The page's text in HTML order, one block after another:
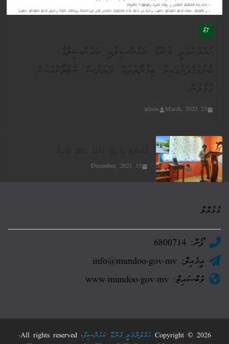
ފޮޓޯ
23 March, 2022
admin
13 December, 2021
ގުޅުއްވާ
ފޯން: 6800714
އީމެއިލް: info@mundoo.gov.mv
ވެބްސައިޓް: www.mundoo.gov.mv
Copyright © 2026 ހައްދުންމަތީ މުންޑޫ ކައުންސިލް. All rights reserved.